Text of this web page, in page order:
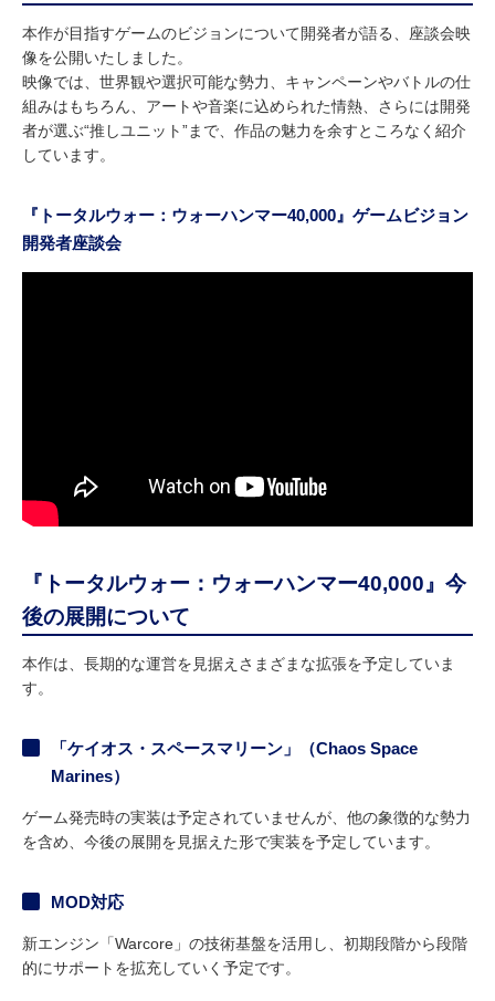
本作が目指すゲームのビジョンについて開発者が語る、座談会映
像を公開いたしました。
映像では、世界観や選択可能な勢力、キャンペーンやバトルの仕
組みはもちろん、アートや音楽に込められた情熱、さらには開発
者が選ぶ“推しユニット”まで、作品の魅力を余すところなく紹介
しています。
『トータルウォー：ウォーハンマー40,000』ゲームビジョン
開発者座談会
『トータルウォー：ウォーハンマー40,000』今
後の展開について
本作は、長期的な運営を見据えさまざまな拡張を予定していま
す。
「ケイオス・スペースマリーン」（Chaos Space
Marines）
ゲーム発売時の実装は予定されていませんが、他の象徴的な勢力
を含め、今後の展開を見据えた形で実装を予定しています。
MOD対応
新エンジン「Warcore」の技術基盤を活用し、初期段階から段階
的にサポートを拡充していく予定です。